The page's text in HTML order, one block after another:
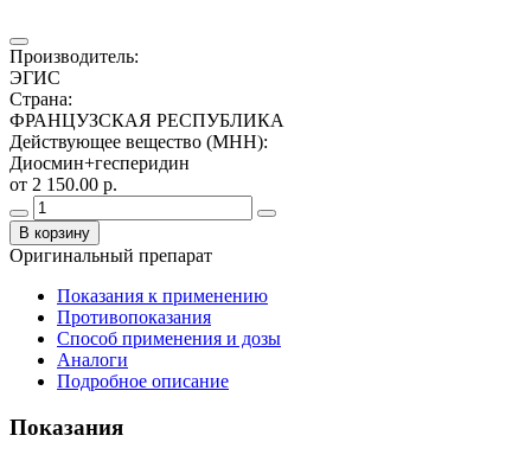
Производитель:
ЭГИС
Страна:
ФРАНЦУЗСКАЯ РЕСПУБЛИКА
Действующее вещество (МНН):
Диосмин+гесперидин
от 2 150.00 р.
В корзину
Оригинальный препарат
Показания к применению
Противопоказания
Способ применения и дозы
Аналоги
Подробное описание
Показания